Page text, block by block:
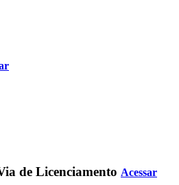
de Licenciamento Acessar